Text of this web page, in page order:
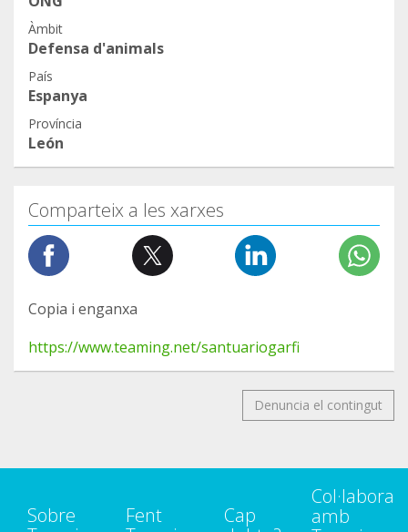
Àmbit
Defensa d'animals
País
Espanya
Província
León
Comparteix a les xarxes
Copia i enganxa
https://www.teaming.net/santuariogarfi
Denuncia el contingut
Sobre
Fent
Cap
Col·labora
amb